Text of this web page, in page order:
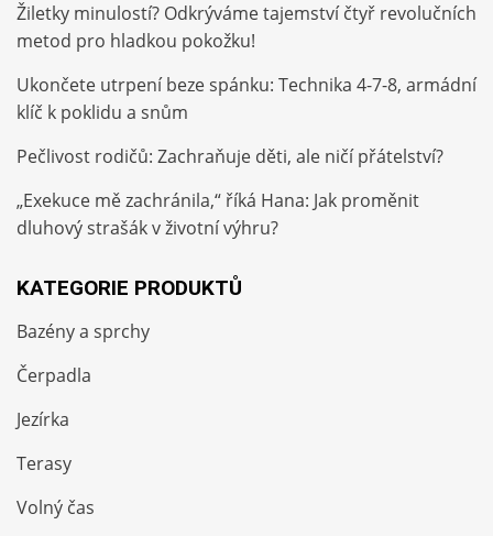
Žiletky minulostí? Odkrýváme tajemství čtyř revolučních
metod pro hladkou pokožku!
Ukončete utrpení beze spánku: Technika 4-7-8, armádní
klíč k poklidu a snům
Pečlivost rodičů: Zachraňuje děti, ale ničí přátelství?
„Exekuce mě zachránila,“ říká Hana: Jak proměnit
dluhový strašák v životní výhru?
KATEGORIE PRODUKTŮ
Bazény a sprchy
Čerpadla
Jezírka
Terasy
Volný čas